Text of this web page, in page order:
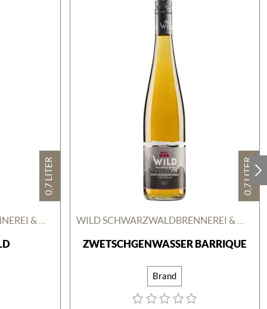
0,7 LITER 0,7 LITER
ZWETSCHGENWASSER BARRIQUE
Brand